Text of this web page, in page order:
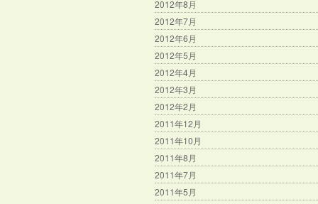
2012年8月
2012年7月
2012年6月
2012年5月
2012年4月
2012年3月
2012年2月
2011年12月
2011年10月
2011年8月
2011年7月
2011年5月